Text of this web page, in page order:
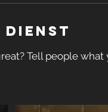
dienst
Tell people what